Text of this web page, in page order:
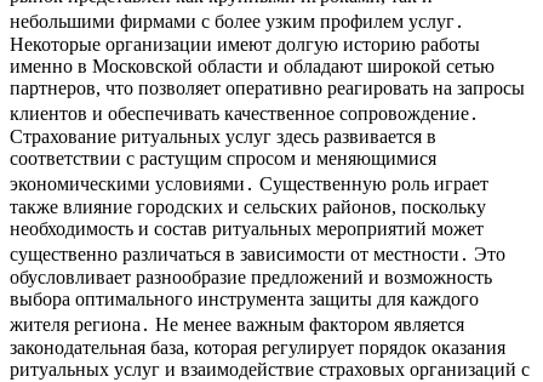
небольшими фирмами с более узким профилем услуг․
Некоторые организации имеют долгую историю работы
именно в Московской области и обладают широкой сетью
партнеров, что позволяет оперативно реагировать на запросы
клиентов и обеспечивать качественное сопровождение․
Страхование ритуальных услуг здесь развивается в
соответствии с растущим спросом и меняющимися
экономическими условиями․ Существенную роль играет
также влияние городских и сельских районов, поскольку
необходимость и состав ритуальных мероприятий может
существенно различаться в зависимости от местности․ Это
обусловливает разнообразие предложений и возможность
выбора оптимального инструмента защиты для каждого
жителя региона․ Не менее важным фактором является
законодательная база, которая регулирует порядок оказания
ритуальных услуг и взаимодействие страховых организаций с